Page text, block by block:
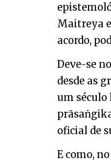
Maitreya
acordo,
Deve-se
desde as
um século
oficial de
E como,